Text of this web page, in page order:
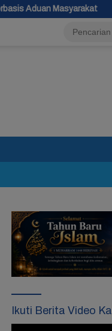
TKD Dipangkas,
Ikuti Berita Video